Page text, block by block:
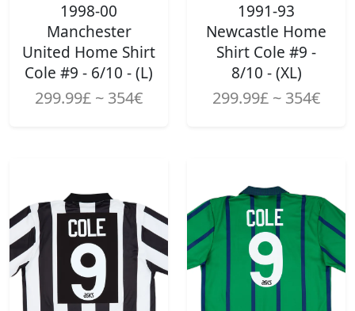
1998-00
Manchester
United Home Shirt
Cole #9 - 6/10 - (L)
299.99£ ~ 354€
1991-93
Newcastle Home
Shirt Cole #9 -
8/10 - (XL)
299.99£ ~ 354€